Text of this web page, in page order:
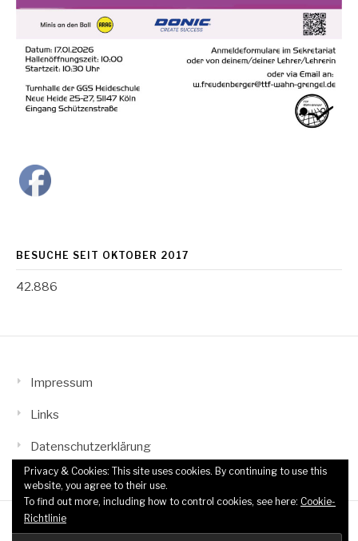
BESUCHE SEIT OKTOBER 2017
42.886
Impressum
Links
Datenschutzerklärung
Privacy & Cookies: This site uses cookies. By continuing to use this
website, you agree to their use.
To find out more, including how to control cookies, see here: Cookie-
Richtlinie